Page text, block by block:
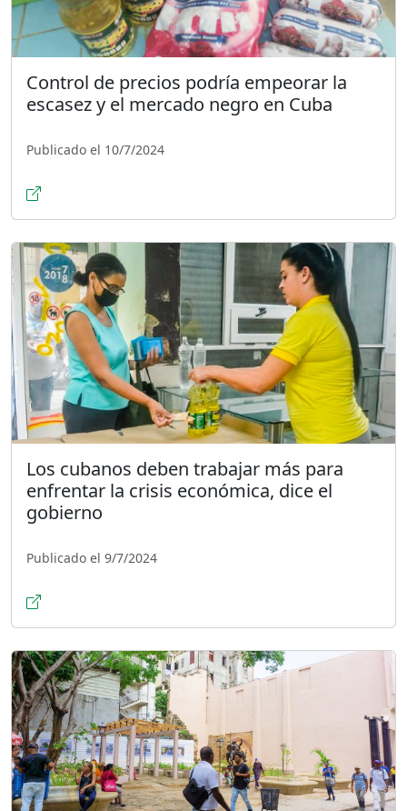
Control de precios podría empeorar la
escasez y el mercado negro en Cuba
Publicado el 10/7/2024
Los cubanos deben trabajar más para
enfrentar la crisis económica, dice el
gobierno
Publicado el 9/7/2024